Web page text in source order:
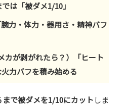
は「被ダメ1/10」
力・体力・器用さ・精神バフ
カが剥がれたら？）「ヒート
力バフを積み始める
で被ダメを1/10にカットしま